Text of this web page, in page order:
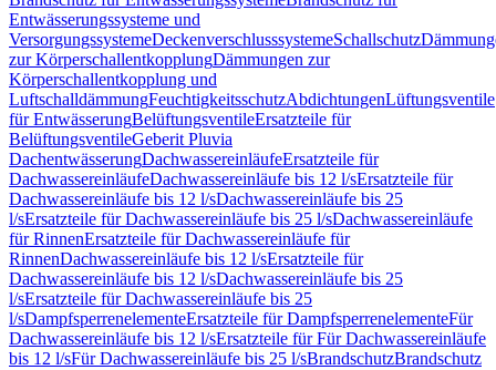
Entwässerungssysteme und
VersorgungssystemeDeckenverschlusssystemeSchallschutz
zur KörperschallentkopplungDämmungen zur
Körperschallentkopplung und
LuftschalldämmungFeuchtigkeitsschutzAbdichtungenLüftungsventile
für EntwässerungBelüftungsventileErsatzteile für
BelüftungsventileGeberit Pluvia
DachentwässerungDachwassereinläufeErsatzteile für
DachwassereinläufeDachwassereinläufe bis 12 l/sErsatzteile für
Dachwassereinläufe bis 12 l/sDachwassereinläufe bis 25
l/sErsatzteile für Dachwassereinläufe bis 25 l/sDachwassereinläufe
für RinnenErsatzteile für Dachwassereinläufe für
RinnenDachwassereinläufe bis 12 l/sErsatzteile für
Dachwassereinläufe bis 12 l/sDachwassereinläufe bis 25
l/sErsatzteile für Dachwassereinläufe bis 25
l/sDampfsperrenelementeErsatzteile für DampfsperrenelementeFür
Dachwassereinläufe bis 12 l/sErsatzteile für Für Dachwassereinläufe
bis 12 l/sFür Dachwassereinläufe bis 25 l/sBrandschutzBrandschutz